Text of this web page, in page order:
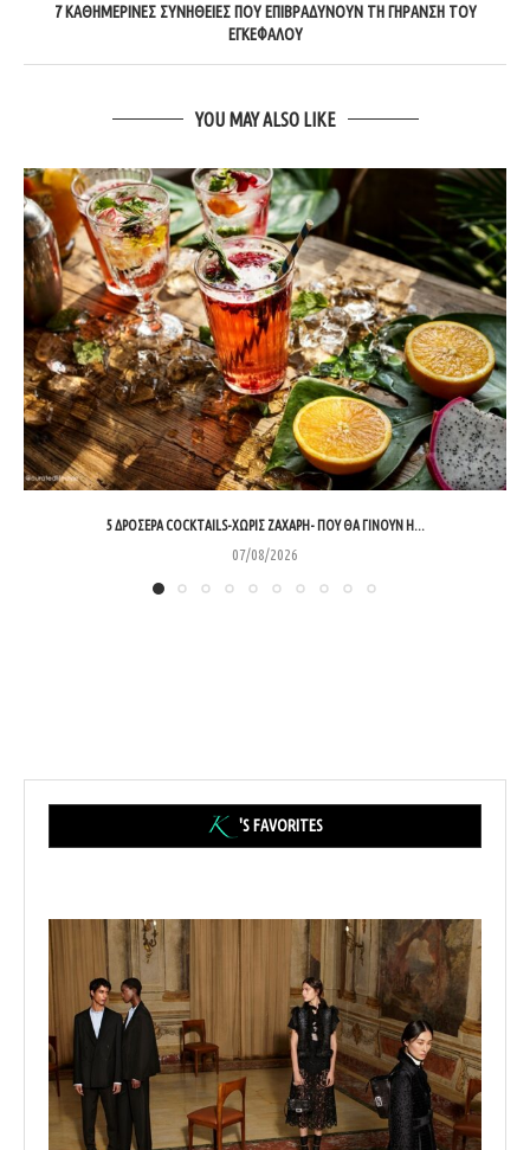
7 ΚΑΘΗΜΕΡΙΝΈΣ ΣΥΝΉΘΕΙΕΣ ΠΟΥ ΕΠΙΒΡΑΔΎΝΟΥΝ ΤΗ ΓΉΡΑΝΣΗ ΤΟΥ
ΕΓΚΕΦΆΛΟΥ
YOU MAY ALSO LIKE
5 ΔΡΟΣΕΡΆ COCKTAILS-ΧΩΡΊΣ ΖΆΧΑΡΗ- ΠΟΥ ΘΑ ΓΊΝΟΥΝ Η...
07/08/2026
'S FAVORITES